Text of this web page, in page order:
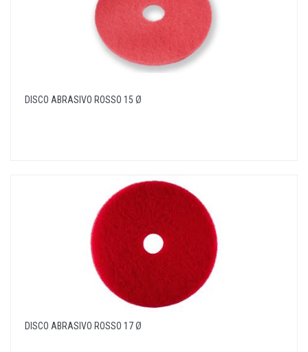
DISCO ABRASIVO ROSSO 15 Ø
DISCO ABRASIVO ROSSO 17 Ø